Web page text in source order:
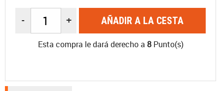
- + AÑADIR A LA CESTA
Esta compra le dará derecho a 8Punto(s)